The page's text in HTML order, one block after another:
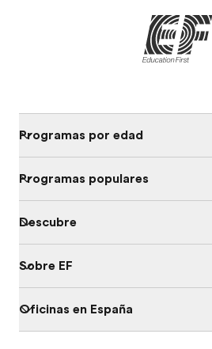
Programas por edad
Programas populares
Descubre
Sobre EF
Oficinas en España